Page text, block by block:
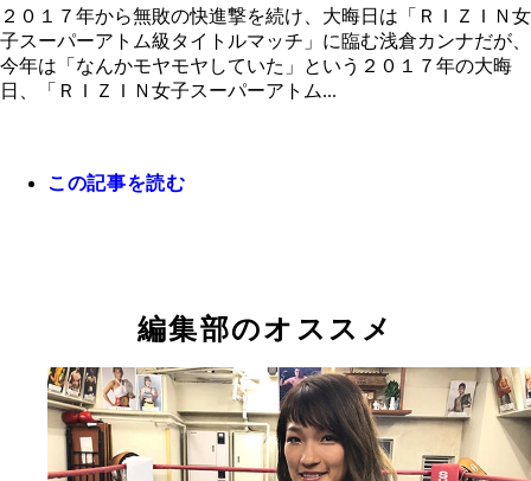
２０１７年から無敗の快進撃を続け、大晦日は「ＲＩＺＩＮ女
子スーパーアトム級タイトルマッチ」に臨む浅倉カンナだが、
今年は「なんかモヤモヤしていた」という２０１７年の大晦
日、「ＲＩＺＩＮ女子スーパーアトム...
この記事を読む
編集部のオススメ